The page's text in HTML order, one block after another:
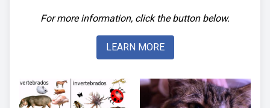
For more information, click the button below.
LEARN MORE